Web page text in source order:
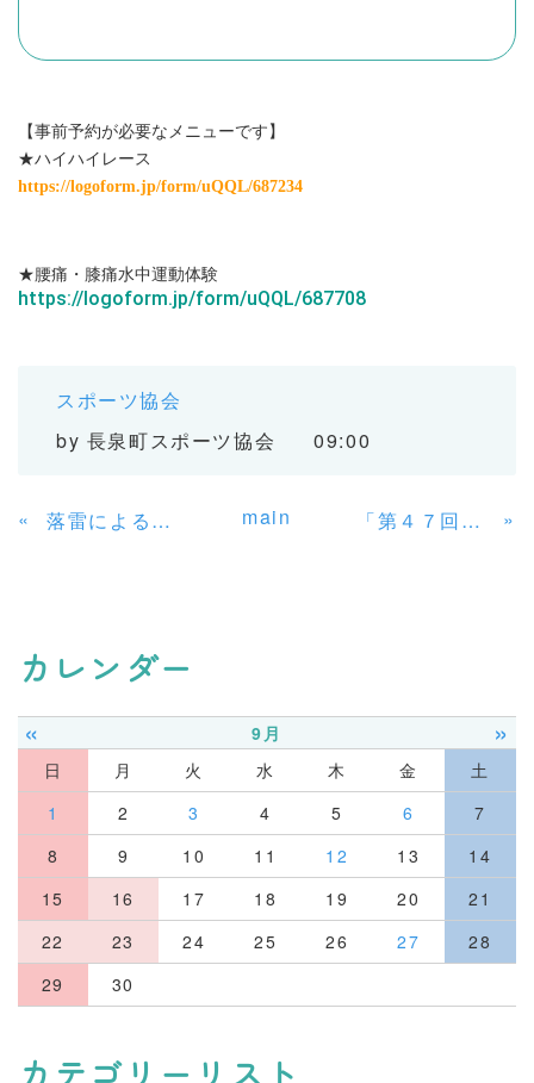
【事前予約が必要なメニューです】
★ハイハイレース
https://logoform.jp/form/uQQL/687234
★腰痛・膝痛水中運動体験
https://logoform.jp/form/uQQL/687708
スポーツ協会
by 長泉町スポーツ協会 09:00
« 落雷による竹原グラウンドの利用制限について main 「第４７回長泉町四ッ溝柿クロカンロードレース」参加者募集（締め切り間近！） »
カレンダー
« 9月 »
日 月 火 水 木 金
土
1
2 3 4 5 6
7
8
9 10 11 12 13
14
15
16 17 18 19 20
21
22
23 24 25 26 27
28
29
30
カテゴリーリスト